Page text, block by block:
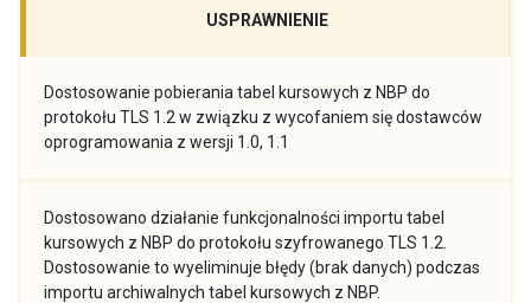
USPRAWNIENIE
Dostosowanie pobierania tabel kursowych z NBP do
protokołu TLS 1.2 w związku z wycofaniem się dostawców
oprogramowania z wersji 1.0, 1.1
Dostosowano działanie funkcjonalności importu tabel
kursowych z NBP do protokołu szyfrowanego TLS 1.2.
Dostosowanie to wyeliminuje błędy (brak danych) podczas
importu archiwalnych tabel kursowych z NBP.